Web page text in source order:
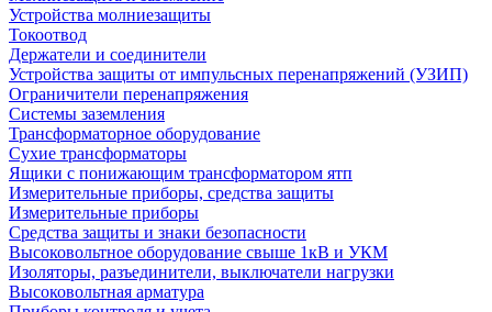
Устройства молниезащиты
Токоотвод
Держатели и соединители
Устройства защиты от импульсных перенапряжений (УЗИП)
Ограничители перенапряжения
Системы заземления
Трансформаторное оборудование
Сухие трансформаторы
Ящики с понижающим трансформатором ятп
Измерительные приборы, средства защиты
Измерительные приборы
Средства защиты и знаки безопасности
Высоковольтное оборудование свыше 1кВ и УКМ
Изоляторы, разъединители, выключатели нагрузки
Высоковольтная арматура